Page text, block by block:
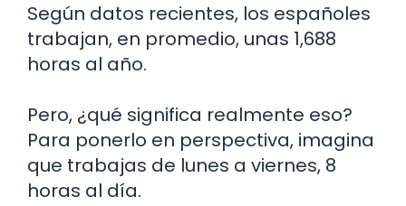
Según datos recientes, los españoles
trabajan, en promedio, unas 1,688
horas al año.
Pero, ¿qué significa realmente eso?
Para ponerlo en perspectiva, imagina
que trabajas de lunes a viernes, 8
horas al día.